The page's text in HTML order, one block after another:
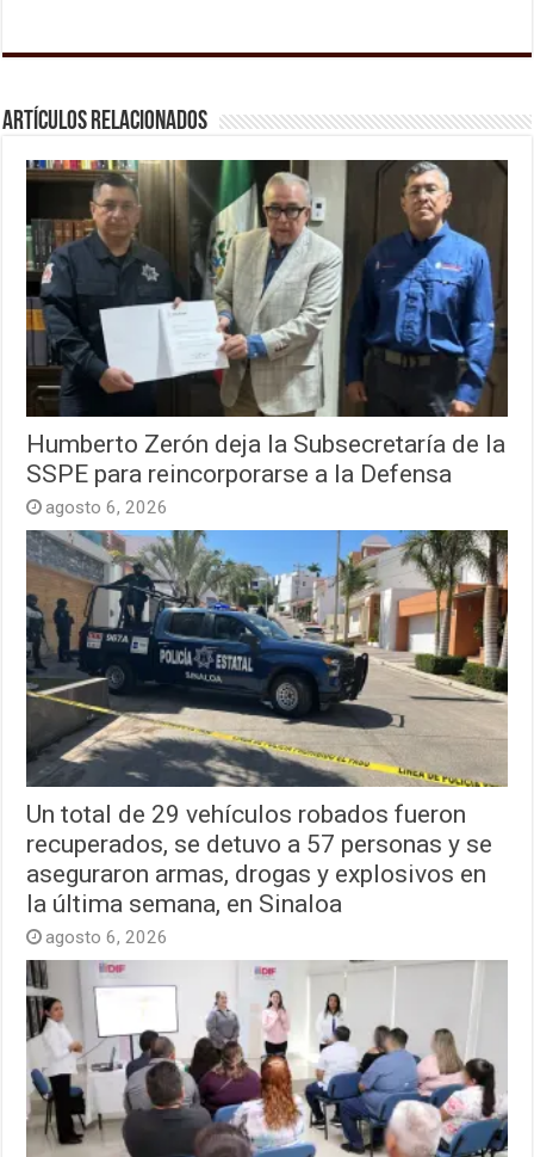
Artículos relacionados
Humberto Zerón deja la Subsecretaría de la
SSPE para reincorporarse a la Defensa
agosto 6, 2026
Un total de 29 vehículos robados fueron
recuperados, se detuvo a 57 personas y se
aseguraron armas, drogas y explosivos en
la última semana, en Sinaloa
agosto 6, 2026